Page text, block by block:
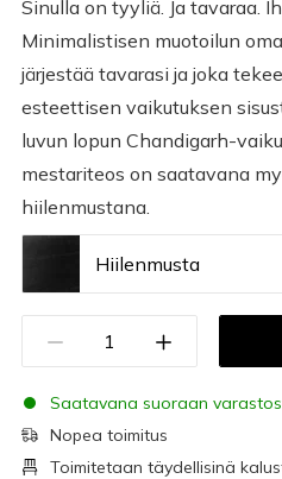
Sinulla on tyyliä. Ja tavaraa.
Minimalistisen muotoilun
järjestää tavarasi ja joka
esteettisen vaikutuksen
luvun lopun Chandigarh-
mestariteos on saatavana
hiilenmustana.
Hiilenmusta
Saatavana suoraan
Nopea toimitus
Toimitetaan täydellisinä